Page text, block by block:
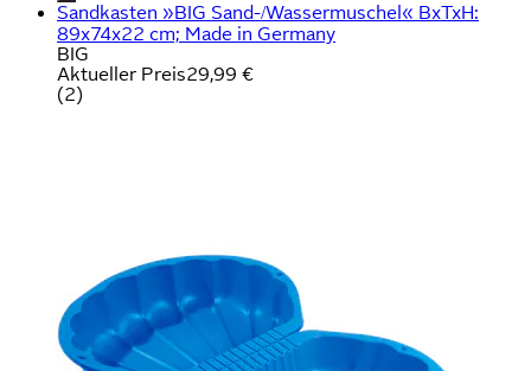
Sandkasten »BIG Sand-/Wassermuschel« BxTxH:
89x74x22 cm; Made in Germany
BIG
Aktueller Preis29,99 €
(2)